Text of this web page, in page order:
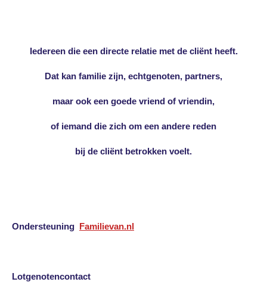
Iedereen die een directe relatie met de cliënt heeft.
Dat kan familie zijn, echtgenoten, partners,
maar ook een goede vriend of vriendin,
of iemand die zich om een andere reden
bij de cliënt betrokken voelt.
Ondersteuning Familievan.nl
Lotgenotencontact